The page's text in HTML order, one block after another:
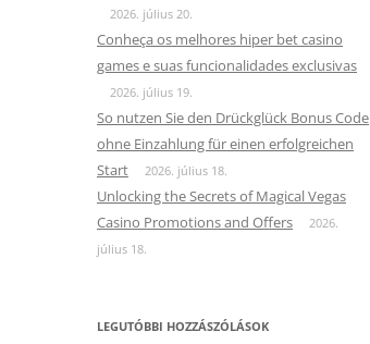
2026. július 20.
Conheça os melhores hiper bet casino
games e suas funcionalidades exclusivas
2026. július 19.
So nutzen Sie den Drückglück Bonus Code
ohne Einzahlung für einen erfolgreichen
Start
2026. július 18.
Unlocking the Secrets of Magical Vegas
Casino Promotions and Offers
2026.
július 18.
LEGUTÓBBI HOZZÁSZÓLÁSOK